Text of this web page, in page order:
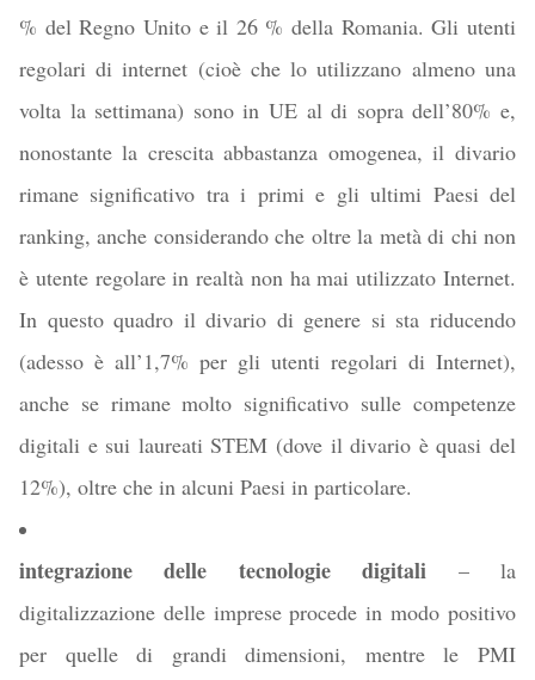
% del Regno Unito e il 26 % della Romania. Gli utenti
regolari di internet (cioè che lo utilizzano almeno una
volta la settimana) sono in UE al di sopra dell’80% e,
nonostante la crescita abbastanza omogenea, il divario
rimane significativo tra i primi e gli ultimi Paesi del
ranking, anche considerando che oltre la metà di chi non
è utente regolare in realtà non ha mai utilizzato Internet.
In questo quadro il divario di genere si sta riducendo
(adesso è all’1,7% per gli utenti regolari di Internet),
anche se rimane molto significativo sulle competenze
digitali e sui laureati STEM (dove il divario è quasi del
12%), oltre che in alcuni Paesi in particolare.
integrazione delle tecnologie digitali – la
digitalizzazione delle imprese procede in modo positivo
per quelle di grandi dimensioni, mentre le PMI